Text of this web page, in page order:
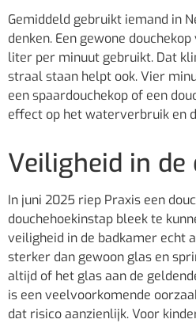
Gemiddeld gebruikt iemand in
denken. Een gewone
liter per minuut gebruikt. Dat
straal staan helpt ook. Vier
een spaardouchekop of een
effect op het waterverbruik en
Veiligheid in
In juni 2025 riep Praxis een
douchehoekinstap bleek te
veiligheid in de badkamer echt
sterker dan gewoon glas en
altijd of het glas aan de
is een veelvoorkomende
dat risico aanzienlijk. Voor